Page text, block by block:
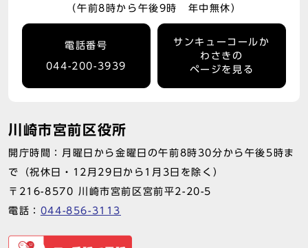
（午前8時から午後9時 年中無休）
電話番号
044-200-3939
サンキューコールか
わさきの
ページを見る
川崎市宮前区役所
開庁時間：月曜日から金曜日の午前8時30分から午後5時ま
で（祝休日・12月29日から1月3日を除く）
〒216-8570 川崎市宮前区宮前平2-20-5
電話： 044-856-3113